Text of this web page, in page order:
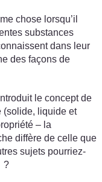
chose lorsqu’il
substances
dans leur
des façons de
le concept de
(solide, liquide et
– la
diffère de celle que
sujets pourriez-
?